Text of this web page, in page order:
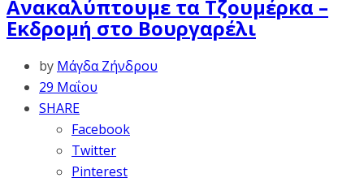
Ανακαλύπτουμε τα Τζουμέρκα –
Εκδρομή στο Βουργαρέλι
by Μάγδα Ζήνδρου
29 Μαΐου
SHARE
Facebook
Twitter
Pinterest